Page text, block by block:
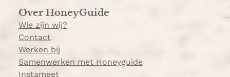
Over HoneyGuide
Wie zijn wij?
Contact
Werken bij
Samenwerken met Honeyguide
Instameet